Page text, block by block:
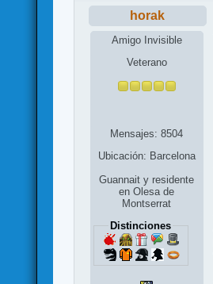
horak
Amigo Invisible
Veterano
Mensajes: 8504
Ubicación: Barcelona
Guannait y residente
en Olesa de
Montserrat
Distinciones